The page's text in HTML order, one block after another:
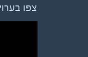
צפו